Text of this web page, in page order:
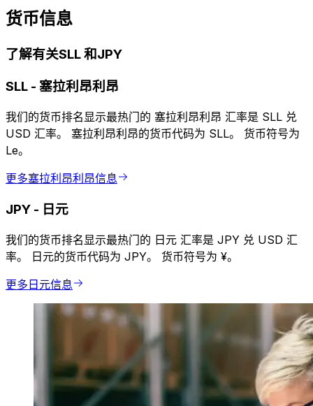
货币信息
了解有关SLL 和JPY
SLL - 塞拉利昂利昂
我们的货币排名显示最热门的 塞拉利昂利昂 汇率是 SLL 兑
USD 汇率。 塞拉利昂利昂的货币代码为 SLL。 货币符号为
Le。
更多塞拉利昂利昂信息
JPY - 日元
我们的货币排名显示最热门的 日元 汇率是 JPY 兑 USD 汇
率。 日元的货币代码为 JPY。 货币符号为 ¥。
更多日元信息